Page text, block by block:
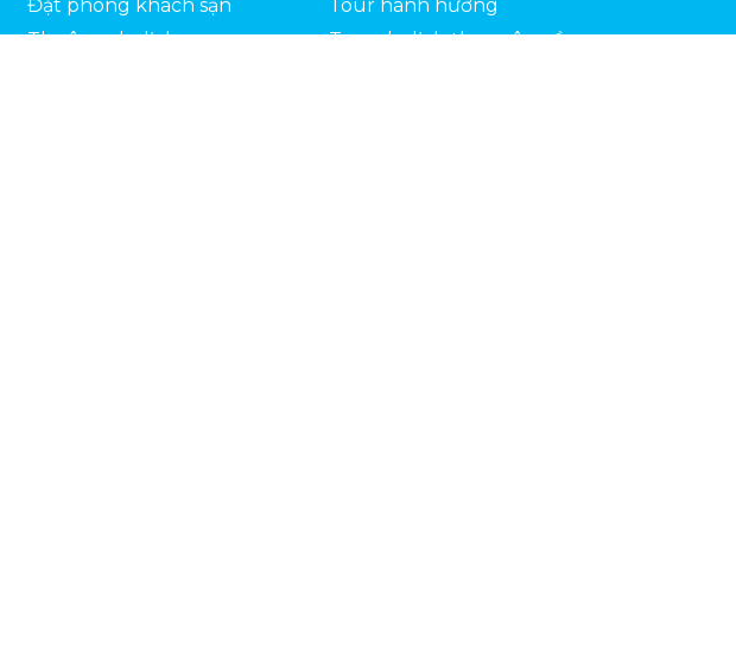
Đặt phòng khách sạn
Thuê xe du lịch
Tour hành hương
Tour du lịch theo yêu cầu